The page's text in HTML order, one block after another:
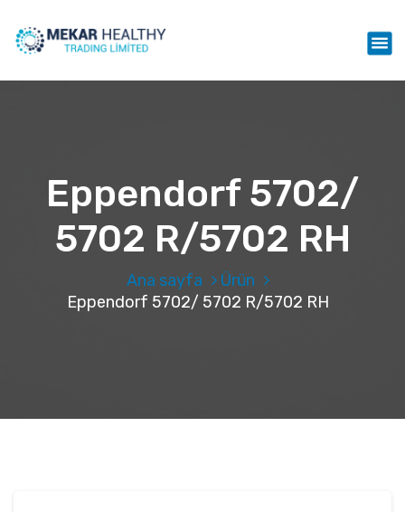
Mekar Healthy Trading LTD
Eppendorf 5702/
5702 R/5702 RH
Ana sayfa
Ürün
Eppendorf 5702/ 5702 R/5702 RH